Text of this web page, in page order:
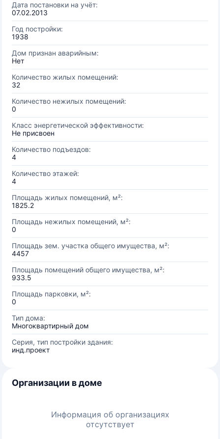
Дата постановки на учёт:
07.02.2013
Год постройки:
1938
Дом признан аварийным:
Нет
Количество жилых помещений:
32
Количество нежилых помещений:
0
Класс энергетической эффективности:
Не присвоен
Количество подъездов:
4
Количество этажей:
4
Площадь жилых помещений, м²:
1825.2
Площадь нежилых помещений, м²:
0
Площадь зем. участка общего имущества, м²:
4457
Площадь помещений общего имущества, м²:
933.5
Площадь парковки, м²:
0
Тип дома:
Многоквартирный дом
Серия, тип постройки здания:
инд.проект
Организации в доме
Информация об организациях
отсутствует